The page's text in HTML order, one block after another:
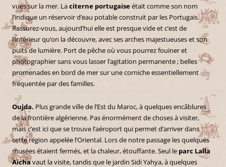
vues sur la mer. Laciterne portugaiseétait comme son nom
l’indique un réservoir d’eau potable construit par les Portugais.
Rassurez-vous, aujourd’hui elle est presque vide et c’est de
l’intérieur qu’on la découvre, avec ses arches majestueuses et son
puits de lumière. Port de pêche où vous pourrez fouiner et
photographier sans vous lasser l’agitation permanente ; belles
promenades en bord de mer sur une corniche essentiellement
fréquentée par des familles.
Oujda. Plus grande ville de l’Est du Maroc, à quelques encâblures
de la frontière algérienne. Pas énormément de choses à visiter,
mais c’est ici que se trouve l’aéroport qui permet d’arriver dans
cette région appelée l’Oriental. Lors de notre passage les quelques
musées étaient fermés, et la chaleur, étouffante. Seul le parc Lalla
Aïchavaut la visite, tandis que le jardin Sidi Yahya, à quelques